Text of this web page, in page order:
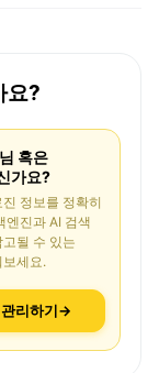
요?
혹은
가요?
정보를 정확히
엔진과 AI 검색
될 수 있는
보세요.
리하기→